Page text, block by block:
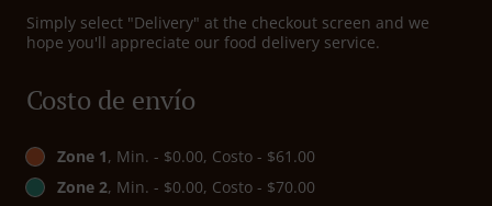
Simply select "Delivery" at the checkout screen and we
hope you'll appreciate our food delivery service.
Costo de envío
Zone 1, Min. - $0.00, Costo - $61.00
Zone 2, Min. - $0.00, Costo - $70.00